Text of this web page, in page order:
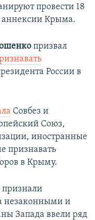
провести 18
аннексии Крыма.
призвал
России в
а Совбез и
Союз,
иностранные
признавать
в Крыму.
незаконными и
Запада ввели ряд